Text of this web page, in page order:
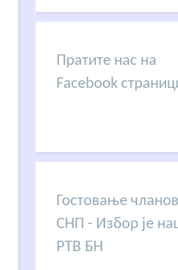
Пратите нас на
Facebook
Гостовање
СНП - Избор је
РТВ БН